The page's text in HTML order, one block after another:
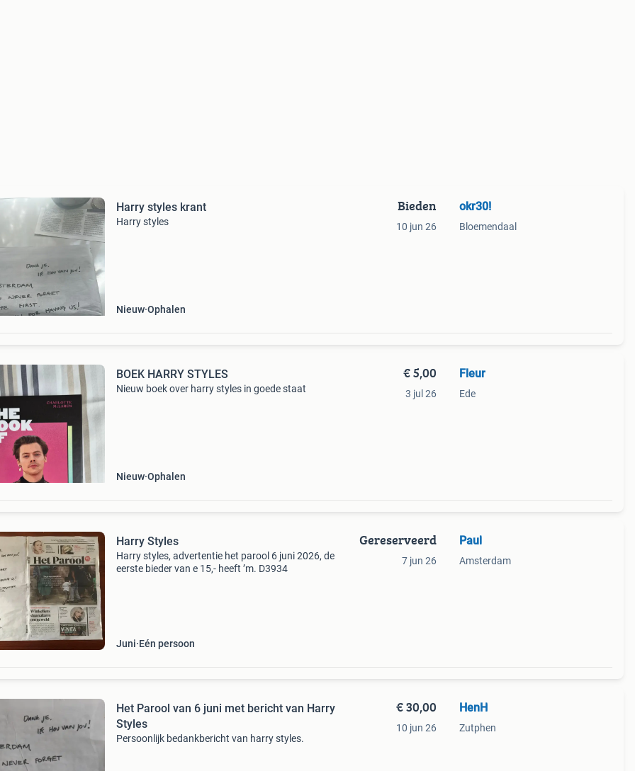
Harry styles krant
Harry styles
Nieuw Ophalen
Bieden
10 jun 26
okr30!
Bloemendaal
BOEK HARRY STYLES
Nieuw boek over harry styles in goede staat
Nieuw Ophalen
€ 5,00
3 jul 26
Fleur
Ede
Harry Styles
Harry styles, advertentie het parool 6 juni 2026, de
eerste bieder van e 15,- heeft ’m. D3934
Juni Eén persoon
Gereserveerd
7 jun 26
Paul
Amsterdam
Het Parool van 6 juni met bericht van Harry
Styles
Persoonlijk bedankbericht van harry styles.
€ 30,00
10 jun 26
HenH
Zutphen